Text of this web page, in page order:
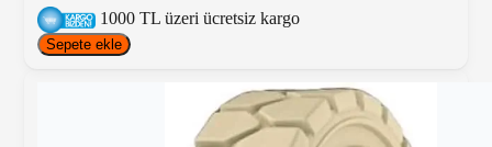
1000 TL üzeri ücretsiz kargo
Sepete ekle